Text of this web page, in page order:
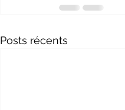
Posts récents